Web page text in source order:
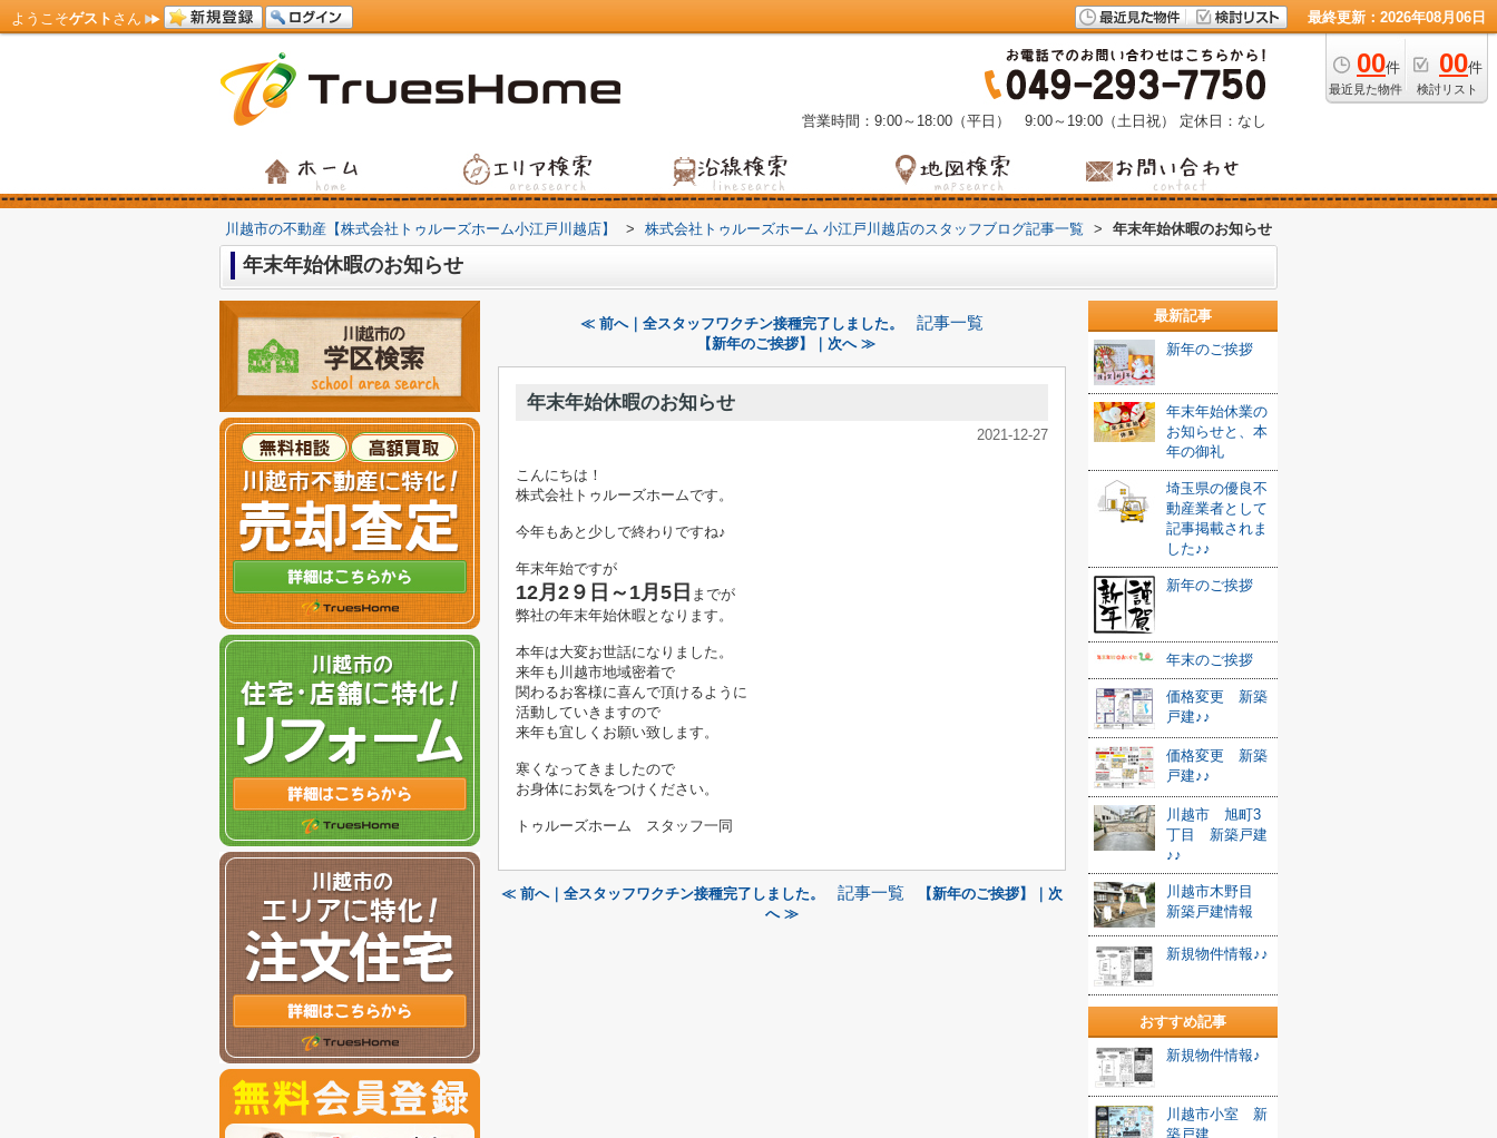
ようこそゲスト さん 最終更新：2026年08月06日
00件
最近見た物件
00件
検討リスト
営業時間：9:00～18:00（平日） 9:00～19:00（土日祝） 定休日：なし
川越市の不動産【株式会社トゥルーズホーム小江戸川越店】 > 株式会社トゥルーズホーム 小江戸川越店のスタッフブログ記事一覧 > 年末年始休暇のお知らせ
年末年始休暇のお知らせ
≪ 前へ｜全スタッフワクチン接種完了しました。 記事一覧
【新年のご挨拶】｜次へ ≫
年末年始休暇のお知らせ
2021-12-27
こんにちは！
株式会社トゥルーズホームです。
今年もあと少しで終わりですね♪
年末年始ですが
12月2９日～1月5日 までが
弊社の年末年始休暇となります。
本年は大変お世話になりました。
来年も川越市地域密着で
関わるお客様に喜んで頂けるように
活動していきますので
来年も宜しくお願い致します。
寒くなってきましたので
お身体にお気をつけください。
トゥルーズホーム スタッフ一同
≪ 前へ｜全スタッフワクチン接種完了しました。 記事一覧
【新年のご挨拶】｜次
へ ≫
最新記事
新年のご挨拶
年末年始休業の
お知らせと、本
年の御礼
埼玉県の優良不
動産業者として
記事掲載されま
した♪♪
新年のご挨拶
年末のご挨拶
価格変更 新築
戸建♪♪
価格変更 新築
戸建♪♪
川越市 旭町3
丁目 新築戸建
♪♪
川越市木野目
新築戸建情報
新規物件情報♪♪
おすすめ記事
新規物件情報♪
川越市小室 新
築戸建